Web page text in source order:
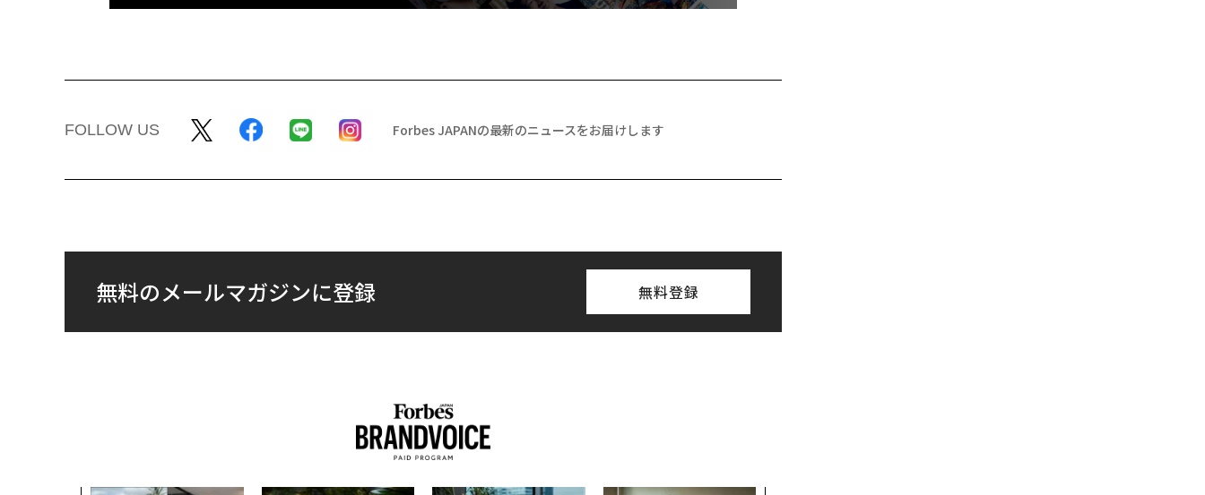
FOLLOW US Forbes JAPANの最新のニュースをお届けします
無料のメールマガジンに登録 無料登録